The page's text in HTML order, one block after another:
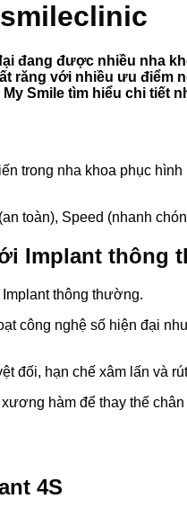
đang được nhiều nha
với nhiều ưu điểm
Smile tìm hiểu chi tiết
trong nha khoa phục
toàn), Speed (nhanh
Implant thông
thông thường.
công nghệ số hiện đại
đối, hạn chế xâm lấn và
hàm để thay thế
4S